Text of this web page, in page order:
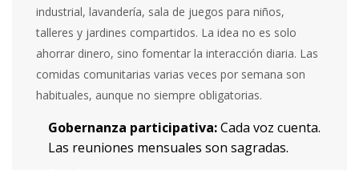
industrial, lavandería, sala de juegos para niños,
talleres y jardines compartidos. La idea no es solo
ahorrar dinero, sino fomentar la interacción diaria. Las
comidas comunitarias varias veces por semana son
habituales, aunque no siempre obligatorias.
Gobernanza participativa:Cada voz cuenta.
Las reuniones mensuales son sagradas.